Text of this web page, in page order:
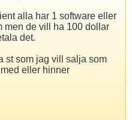
alla har 1 software eller
men de vill ha 100 dollar
det.
st som jag vill salja som
eller hinner